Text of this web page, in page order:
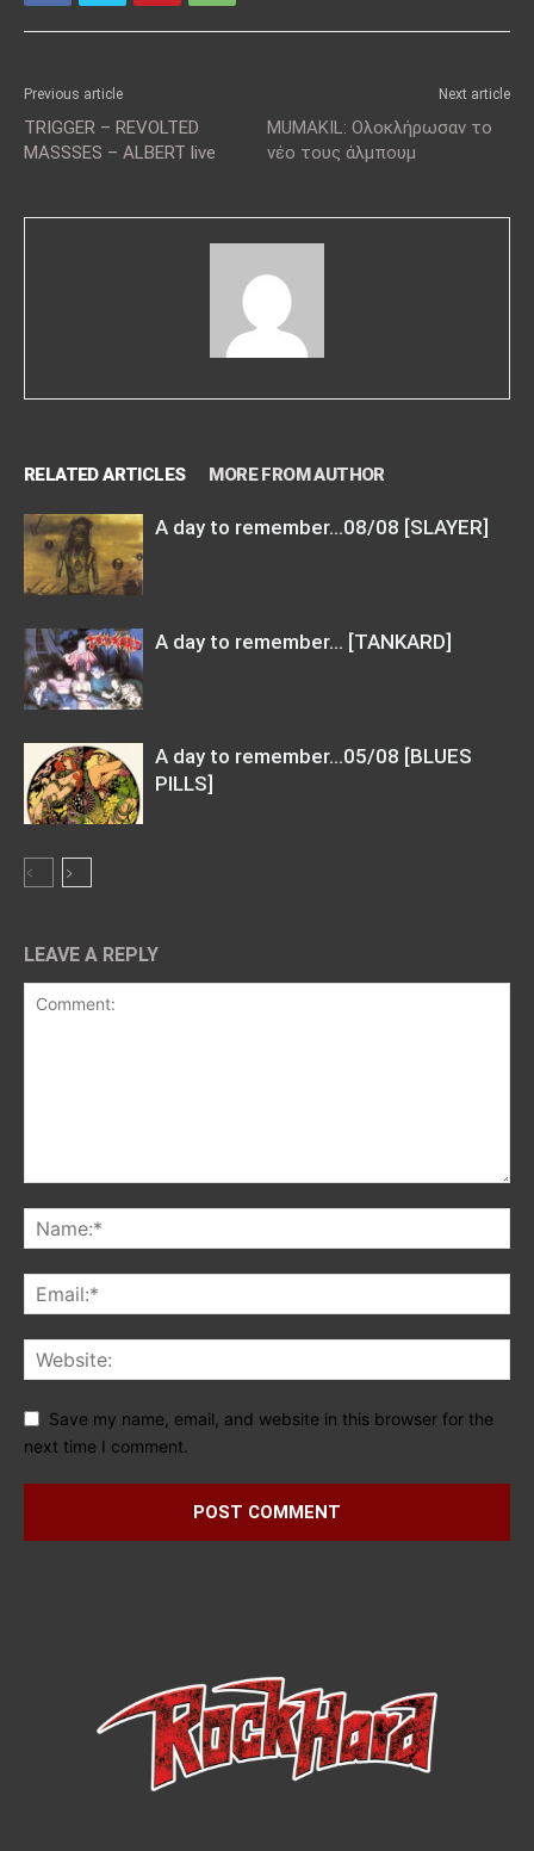
Previous article
TRIGGER – REVOLTED
MASSSES – ALBERT live
Next article
MUMAKIL: Ολοκλήρωσαν το
νέο τους άλμπουμ
RELATED ARTICLES MORE FROM AUTHOR
A day to remember…08/08 [SLAYER]
A day to remember… [TANKARD]
A day to remember…05/08 [BLUES
PILLS]
LEAVE A REPLY
Save my name, email, and website in this browser for the
next time I comment.